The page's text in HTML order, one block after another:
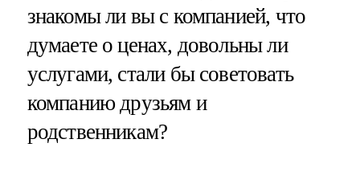
знакомы ли вы с компанией, что
думаете о ценах, довольны ли
услугами, стали бы советовать
компанию друзьям и
родственникам?